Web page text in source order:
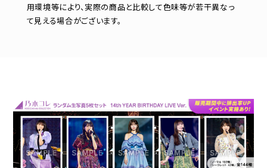
用環境等により、実際の商品と比較して色味等が若干異なっ
て見える場合がございます。